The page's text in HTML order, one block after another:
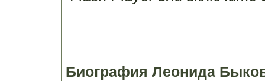
Биография Леонида